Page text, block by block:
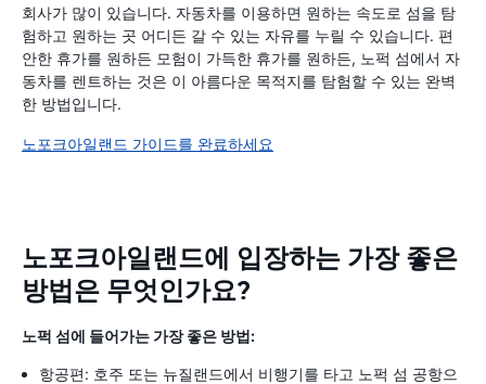
회사가 많이 있습니다. 자동차를 이용하면 원하는 속도로 섬을 탐
험하고 원하는 곳 어디든 갈 수 있는 자유를 누릴 수 있습니다. 편
안한 휴가를 원하든 모험이 가득한 휴가를 원하든, 노퍽 섬에서 자
동차를 렌트하는 것은 이 아름다운 목적지를 탐험할 수 있는 완벽
한 방법입니다.
노포크아일랜드 가이드를 완료하세요
노포크아일랜드에 입장하는 가장 좋은
방법은 무엇인가요?
노퍽 섬에 들어가는 가장 좋은 방법:
항공편: 호주 또는 뉴질랜드에서 비행기를 타고 노퍽 섬 공항으